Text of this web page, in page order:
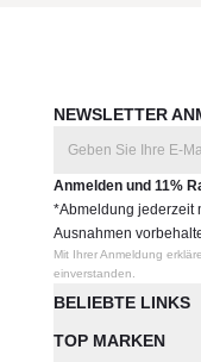
BELIEBTE LINKS
TOP MARKEN
NEWSLETTER
Anmelden und 11%
*Abmeldung jederzeit
Ausnahmen
Mit Ihrer Anmeldung
einverstanden.